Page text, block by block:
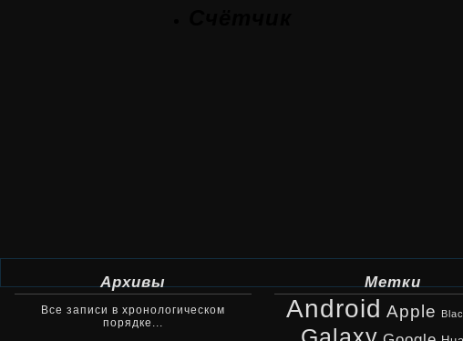
Архивы
Все записи в хронологическом
порядке...
Метки
Android Apple